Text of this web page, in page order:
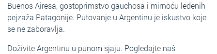
Buenos Airesa, gostoprimstvo gauchosa i mirnoću ledenih
pejzaža Patagonije. Putovanje u Argentinu je iskustvo koje
se ne zaboravlja.
Doživite Argentinu u punom sjaju. Pogledajte naš